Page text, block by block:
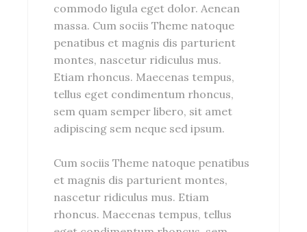
commodo ligula eget dolor. Aenean
massa. Cum sociis Theme natoque
penatibus et magnis dis parturient
montes, nascetur ridiculus mus.
Etiam rhoncus. Maecenas tempus,
tellus eget condimentum rhoncus,
sem quam semper libero, sit amet
adipiscing sem neque sed ipsum.
Cum sociis Theme natoque penatibus
et magnis dis parturient montes,
nascetur ridiculus mus. Etiam
rhoncus. Maecenas tempus, tellus